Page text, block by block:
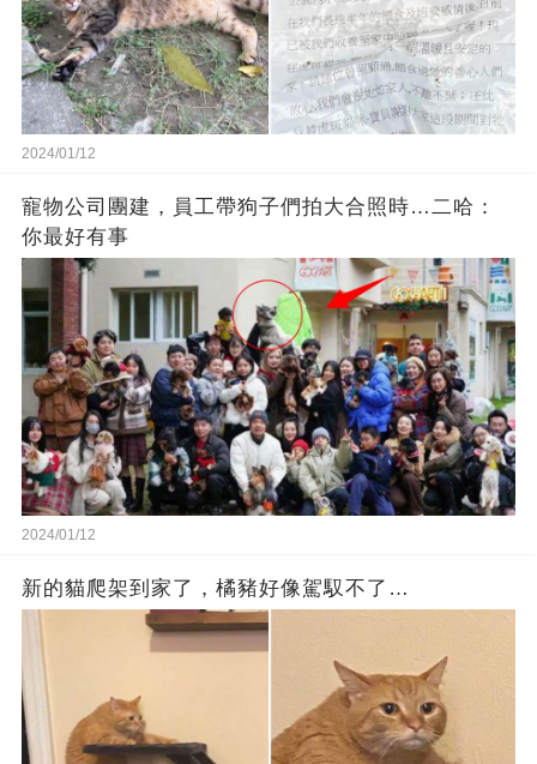
2024/01/12
寵物公司團建，員工帶狗子們拍大合照時…二哈：
你最好有事
2024/01/12
新的貓爬架到家了，橘豬好像駕馭不了…